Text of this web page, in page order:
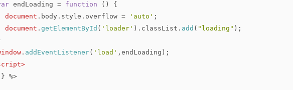
endLoading = function ( ) {
document . body . style . overflow = 'auto' ;
document . getElementById ( 'loader' ). classList . add ( "loading" );
. addEventListener( 'load' ,endLoading);
>
} %>